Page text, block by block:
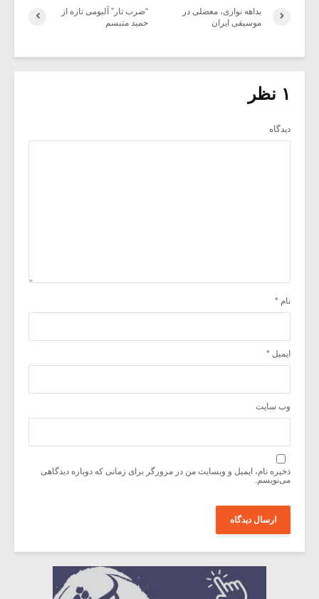
“ضرب تار” آلبومی تازه از
حمید متبسم
بداهه نوازی، معضلی در
موسیقی ایران
۱ نظر
دیدگاه
نام *
ایمیل *
وب‌ سایت
ذخیره نام، ایمیل و وبسایت من در مرورگر برای زمانی که دوباره دیدگاهی
می‌نویسم.